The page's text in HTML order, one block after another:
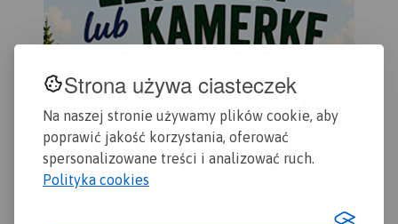
Strona używa ciasteczek
Na naszej stronie używamy plików cookie, aby
poprawić jakość korzystania, oferować
spersonalizowane treści i analizować ruch.
Polityka cookies